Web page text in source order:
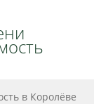
в Королёве